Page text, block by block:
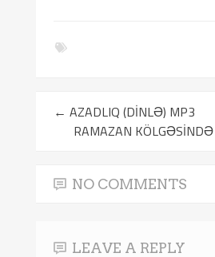
← AZADLIQ (DİNLƏ) MP3
RAMAZAN
NO COMMENTS
LEAVE A REPLY